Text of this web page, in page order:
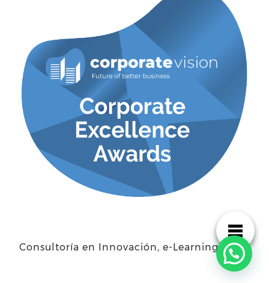
Consultoría en Innovación, e-Learning y TI